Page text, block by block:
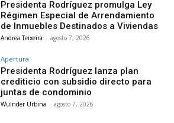
Presidenta Rodríguez promulga Ley
Régimen Especial de Arrendamiento
de Inmuebles Destinados a Viviendas
Andrea Teixeira - agosto 7, 2026
Apertura
Presidenta Rodríguez lanza plan
crediticio con subsidio directo para
juntas de condominio
Wuinder Urbina - agosto 7, 2026